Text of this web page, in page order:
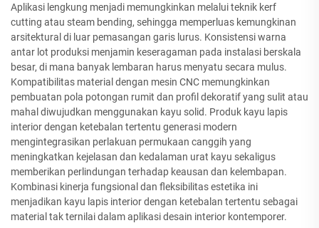
Aplikasi lengkung menjadi memungkinkan melalui teknik kerf
cutting atau steam bending, sehingga memperluas kemungkinan
arsitektural di luar pemasangan garis lurus. Konsistensi warna
antar lot produksi menjamin keseragaman pada instalasi berskala
besar, di mana banyak lembaran harus menyatu secara mulus.
Kompatibilitas material dengan mesin CNC memungkinkan
pembuatan pola potongan rumit dan profil dekoratif yang sulit atau
mahal diwujudkan menggunakan kayu solid. Produk kayu lapis
interior dengan ketebalan tertentu generasi modern
mengintegrasikan perlakuan permukaan canggih yang
meningkatkan kejelasan dan kedalaman urat kayu sekaligus
memberikan perlindungan terhadap keausan dan kelembapan.
Kombinasi kinerja fungsional dan fleksibilitas estetika ini
menjadikan kayu lapis interior dengan ketebalan tertentu sebagai
material tak ternilai dalam aplikasi desain interior kontemporer.